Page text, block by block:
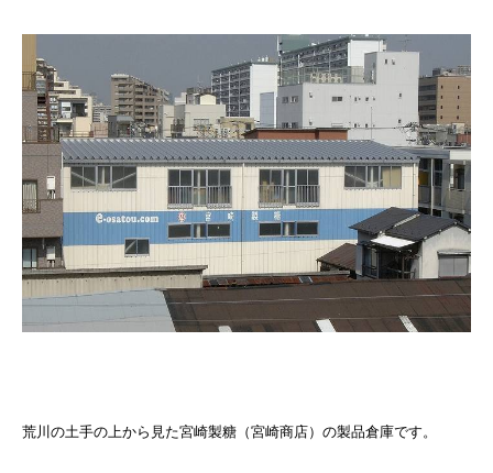
荒川の土手の上から見た宮崎製糖（宮崎商店）の製品倉庫です。